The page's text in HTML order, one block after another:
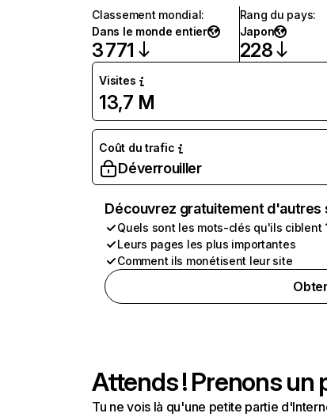
Classement mondial:
Dans le monde entier
3 771
Rang du pays:
Japon
228
Visites
13,7 M
Coût du trafic
Déverrouiller
Découvrez gratuitement
Quels sont les mots-clés qu'ils ciblent
Leurs pages les plus importantes
Comment ils monétisent leur site
Attends ! Prenons un
Tu ne vois là qu'une petite partie